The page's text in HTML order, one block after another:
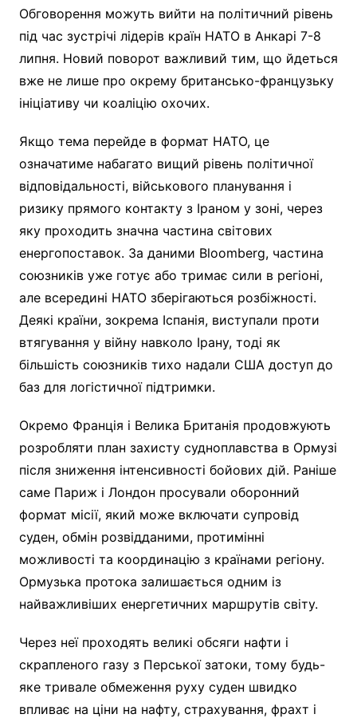
Обговорення можуть вийти на політичний рівень
під час зустрічі лідерів країн НАТО в Анкарі 7-8
липня. Новий поворот важливий тим, що йдеться
вже не лише про окрему британсько-французьку
ініціативу чи коаліцію охочих.
Якщо тема перейде в формат НАТО, це
означатиме набагато вищий рівень політичної
відповідальності, військового планування і
ризику прямого контакту з Іраном у зоні, через
яку проходить значна частина світових
енергопоставок. За даними Bloomberg, частина
союзників уже готує або тримає сили в регіоні,
але всередині НАТО зберігаються розбіжності.
Деякі країни, зокрема Іспанія, виступали проти
втягування у війну навколо Ірану, тоді як
більшість союзників тихо надали США доступ до
баз для логістичної підтримки.
Окремо Франція і Велика Британія продовжують
розробляти план захисту судноплавства в Ормузі
після зниження інтенсивності бойових дій. Раніше
саме Париж і Лондон просували оборонний
формат місії, який може включати супровід
суден, обмін розвідданими, протимінні
можливості та координацію з країнами регіону.
Ормузька протока залишається одним із
найважливіших енергетичних маршрутів світу.
Через неї проходять великі обсяги нафти і
скрапленого газу з Перської затоки, тому будь-
яке тривале обмеження руху суден швидко
впливає на ціни на нафту, страхування, фрахт і